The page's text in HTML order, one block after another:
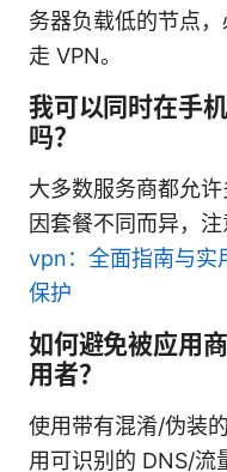
务器负载低的节点
走 VPN。
我可以同时在手
吗？
大多数服务商都允
因套餐不同而异，
vpn：全面指南与实
保护
如何避免被应用
用者？
使用带有混淆/伪装
用可识别的 DNS/流